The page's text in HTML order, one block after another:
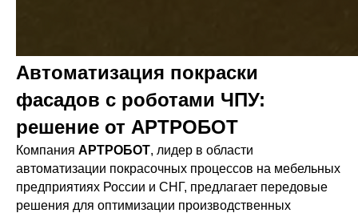
Автоматизация покраски
фасадов с роботами ЧПУ:
решение от АРТРОБОТ
Компания АРТРОБОТ, лидер в области
автоматизации покрасочных процессов на мебельных
предприятиях России и СНГ, предлагает передовые
решения для оптимизации производственных